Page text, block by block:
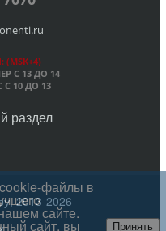
С 13 ДО 14
10 ДО 13
раздел
2013-2026
файлы в
сайте.
сайт, вы Принять